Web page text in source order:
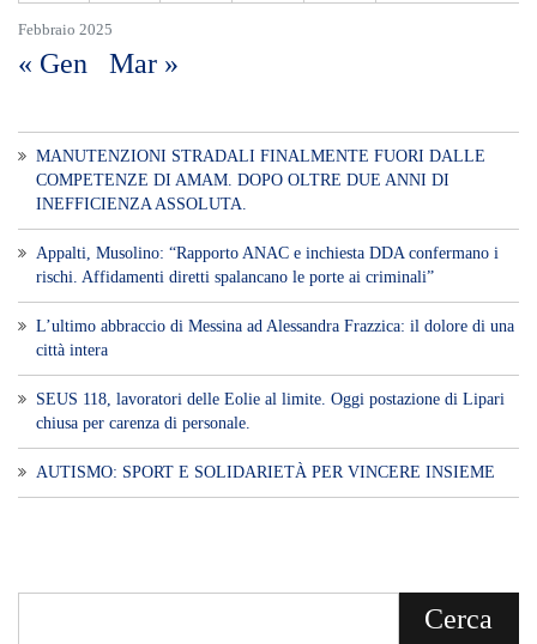
Febbraio 2025
« Gen Mar »
MANUTENZIONI STRADALI FINALMENTE FUORI DALLE
COMPETENZE DI AMAM. DOPO OLTRE DUE ANNI DI
INEFFICIENZA ASSOLUTA.
​Appalti, Musolino: “Rapporto ANAC e inchiesta DDA confermano i
rischi. Affidamenti diretti spalancano le porte ai criminali”
L’ultimo abbraccio di Messina ad Alessandra Frazzica: il dolore di una
città intera
SEUS 118, lavoratori delle Eolie al limite. Oggi postazione di Lipari
chiusa per carenza di personale.
AUTISMO: SPORT E SOLIDARIETÀ PER VINCERE INSIEME